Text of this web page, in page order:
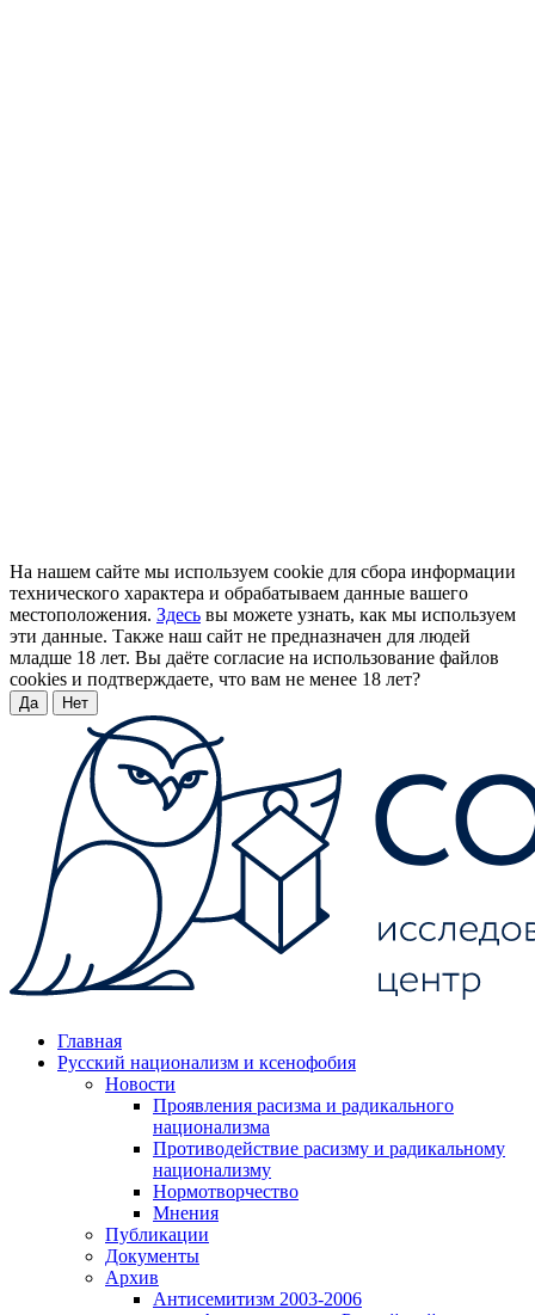
На нашем сайте мы используем cookie для сбора информации
технического характера и обрабатываем данные вашего
местоположения. Здесь вы можете узнать, как мы используем
эти данные. Также наш сайт не предназначен для людей
младше 18 лет. Вы даёте согласие на использование файлов
cookies и подтверждаете, что вам не менее 18 лет?
Да Нет
Главная
Русский национализм и ксенофобия
Новости
Проявления расизма и радикального
национализма
Противодействие расизму и радикальному
национализму
Нормотворчество
Мнения
Публикации
Документы
Архив
Антисемитизм 2003-2006